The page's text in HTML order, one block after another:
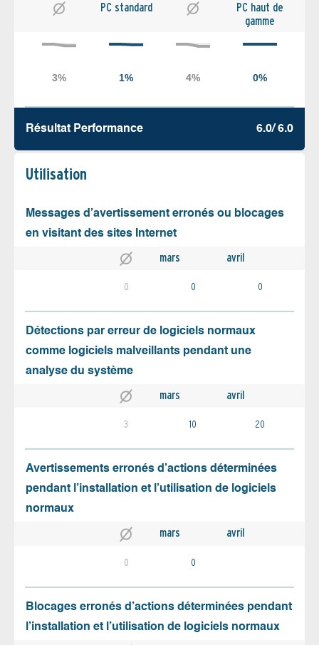
PC standard
PC haut de
gamme
Résultat Performance 6.0/ 6.0
Utilisation
Messages d’avertissement erronés ou blocages
en visitant des sites Internet
mars avril
0 0 0
Détections par erreur de logiciels normaux
comme logiciels malveillants pendant une
analyse du système
mars avril
3 10 20
Avertissements erronés d’actions déterminées
pendant l’installation et l’utilisation de logiciels
normaux
mars avril
0 0
Blocages erronés d’actions déterminées pendant
l’installation et l’utilisation de logiciels normaux